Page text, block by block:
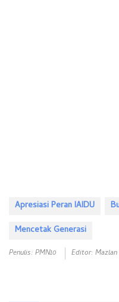
Apresiasi Peran IAIDU
Mencetak Generasi
Penulis: PMN10 Editor: Mazlan